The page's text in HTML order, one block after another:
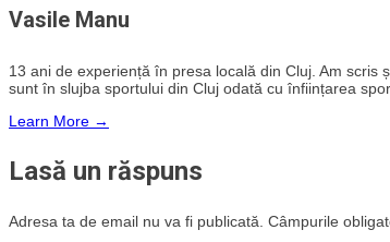
Vasile Manu
13 ani de experiență în presa locală din Cluj. Am
sunt în slujba sportului din Cluj odată cu înființarea
Learn More →
Lasă un răspuns
Adresa ta de email nu va fi publicată. Câmpurile